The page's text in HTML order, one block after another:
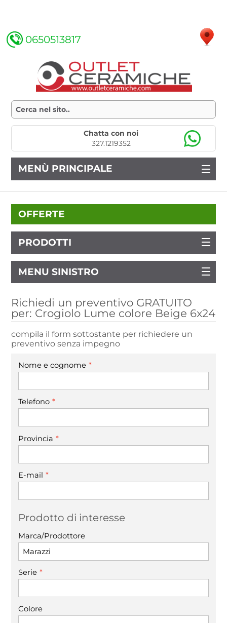
0650513817
Chatta con noi
327.1219352
MENÙ PRINCIPALE
OFFERTE
PRODOTTI
MENU SINISTRO
Richiedi un preventivo GRATUITO
per: Crogiolo Lume colore Beige 6x24
compila il form sottostante per richiedere un
preventivo senza impegno
Nome e cognome *
Telefono *
Provincia *
E-mail *
Prodotto di interesse
Marca/Prodottore
Serie *
Colore